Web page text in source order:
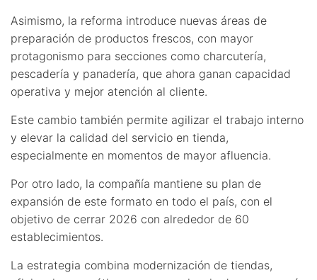
Asimismo, la reforma introduce nuevas áreas de
preparación de productos frescos, con mayor
protagonismo para secciones como charcutería,
pescadería y panadería, que ahora ganan capacidad
operativa y mejor atención al cliente.
Este cambio también permite agilizar el trabajo interno
y elevar la calidad del servicio en tienda,
especialmente en momentos de mayor afluencia.
Por otro lado, la compañía mantiene su plan de
expansión de este formato en todo el país, con el
objetivo de cerrar 2026 con alrededor de 60
establecimientos.
La estrategia combina modernización de tiendas,